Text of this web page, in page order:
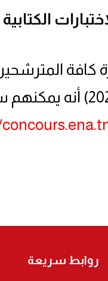
كافة
الدخول إلى المرحلة
روابط سريعة